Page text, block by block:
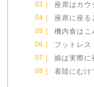
座席はカウ
座席に座る
機内食はこ
フットレス
娘は実際に
着陸にむけ